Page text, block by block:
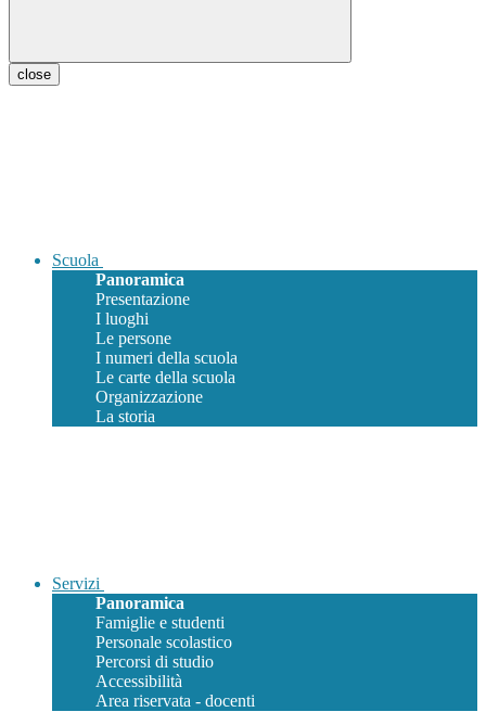
close
Scuola
Panoramica
Presentazione
I luoghi
Le persone
I numeri della scuola
Le carte della scuola
Organizzazione
La storia
Servizi
Panoramica
Famiglie e studenti
Personale scolastico
Percorsi di studio
Accessibilità
Area riservata - docenti